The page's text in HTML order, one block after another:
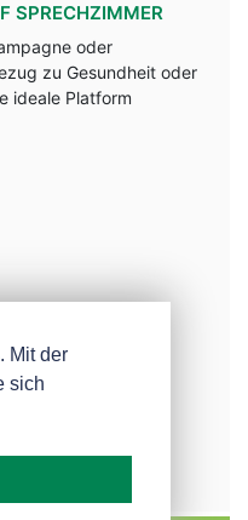
SPRECHZIMMER
oder
zu Gesundheit oder
ideale Platform
Mit der
sich